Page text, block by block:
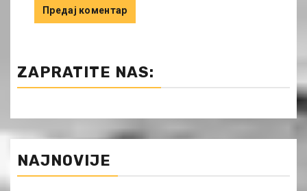
ZAPRATITE NAS:
NAJNOVIJE